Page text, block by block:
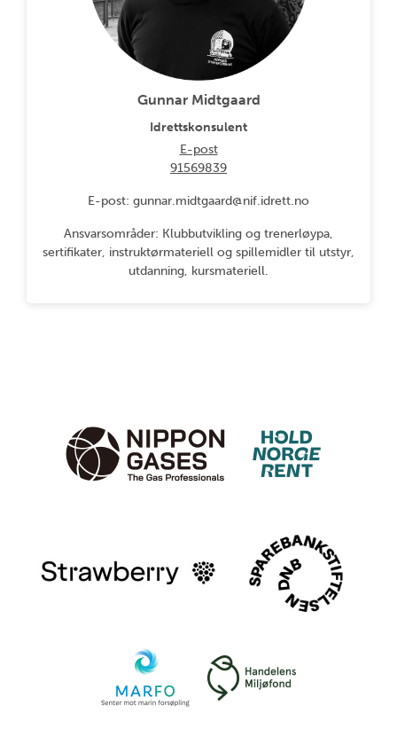
Gunnar Midtgaard
Idrettskonsulent
E-post
91569839
E-post: gunnar.midtgaard@nif.idrett.no
Ansvarsområder: Klubbutvikling og trenerløypa,
sertifikater, instruktørmateriell og spillemidler til utstyr,
utdanning, kursmateriell.